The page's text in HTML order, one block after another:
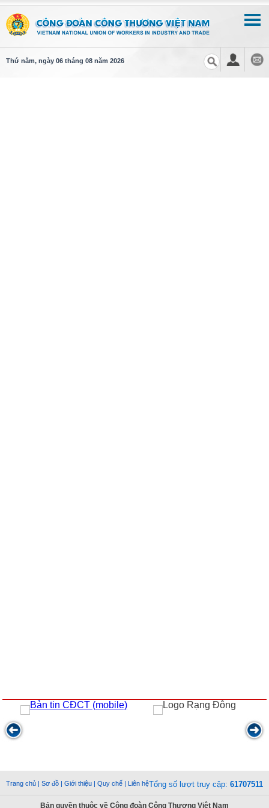
Thứ năm, ngày 06 tháng 08 năm 2026
Trang chủ | Sơ đồ | Giới thiệu | Quy chế | Liên hệTổng số lượt truy cập: 61707511
Bản quyền thuộc về Công đoàn Công Thương Việt Nam